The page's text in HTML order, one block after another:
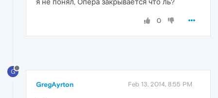
я не понял, Опера закрывается что ль?
0
G
GregAyrton Feb 13, 2014, 8:55 PM